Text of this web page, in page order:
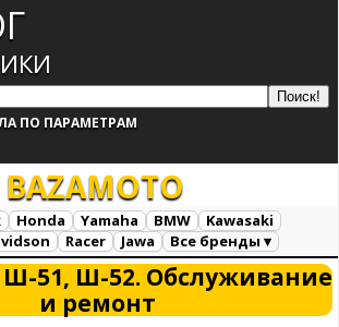
ПО ПАРАМЕТРАМ
BAZAMOTO
Honda Yamaha BMW
Kawasaki
Racer Jawa
Все бренды ▾
Ш-51, Ш-52. Обслуживание
и ремонт